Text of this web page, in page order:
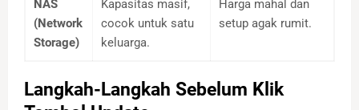
NAS
(Network
Storage)
Kapasitas masif,
cocok untuk satu
keluarga.
Harga mahal dan
setup agak rumit.
Langkah-Langkah Sebelum Klik